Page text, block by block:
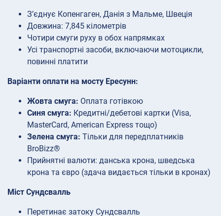
З’єднує Копенгаген, Данія з Мальме, Швеція
Довжина: 7,845 кілометрів
Чотири смуги руху в обох напрямках
Усі транспортні засоби, включаючи мотоцикли,
повинні платити
Варіанти оплати на мосту Ересунн:
Жовта смуга: Оплата готівкою
Синя смуга: Кредитні/дебетові картки (Visa,
MasterCard, American Express тощо)
Зелена смуга: Тільки для передплатників
BroBizz®
Прийнятні валюти: данська крона, шведська
крона та євро (здача видається тільки в кронах)
Міст Сундсвалль
Перетинає затоку Сундсвалль